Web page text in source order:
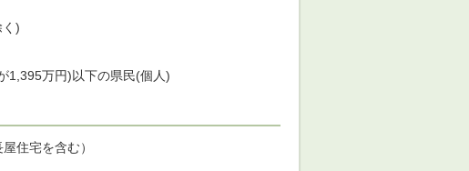
)
1,395万円)以下の県民(個人)
住宅を含む）